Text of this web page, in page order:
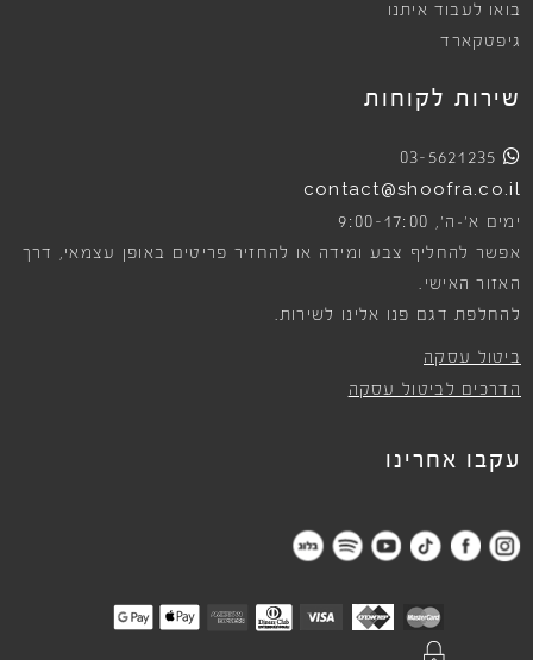
בואו לעבוד איתנו
גיפטקארד
שירות לקוחות
03-5621235
contact@shoofra.co.il
ימים א׳-ה׳, 9:00-17:00
אפשר להחליף צבע ומידה או להחזיר פריטים באופן עצמאי, דרך
האזור האישי.
להחלפת דגם פנו אלינו לשירות.
ביטול עסקה
הדרכים לביטול עסקה
עקבו אחרינו